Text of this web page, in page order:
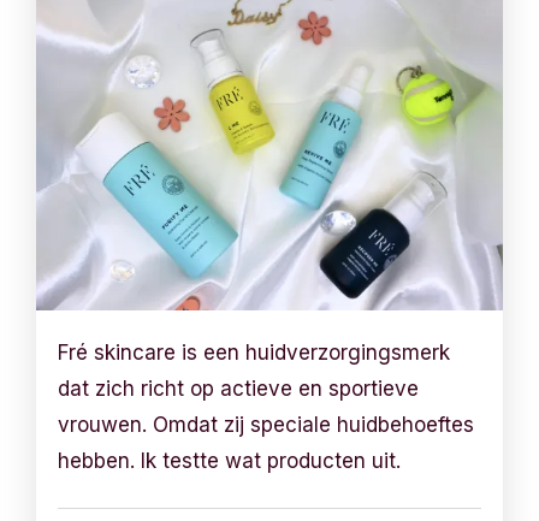
Fré skincare is een huidverzorgingsmerk
dat zich richt op actieve en sportieve
vrouwen. Omdat zij speciale huidbehoeftes
hebben. Ik testte wat producten uit.